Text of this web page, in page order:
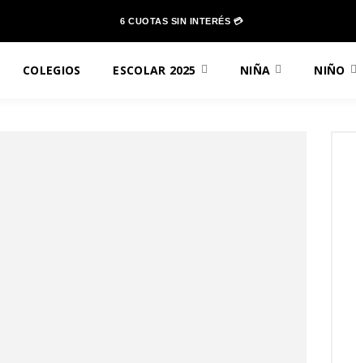
6 CUOTAS SIN INTERÉS 💳
COLEGIOS ESCOLAR 2025 NIÑA NIÑO